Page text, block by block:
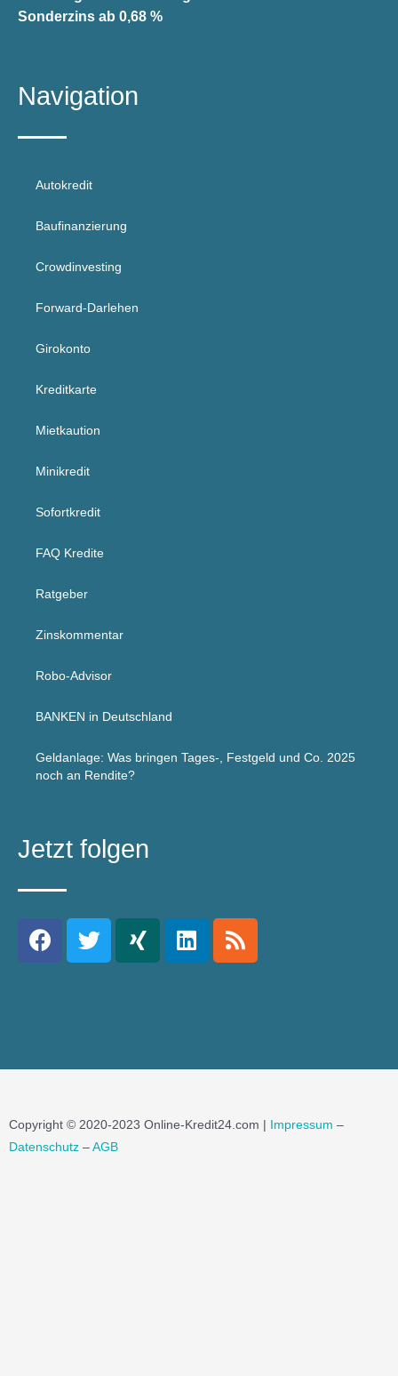
Sonderzins ab 0,68 %
Navigation
Autokredit
Baufinanzierung
Crowdinvesting
Forward-Darlehen
Girokonto
Kreditkarte
Mietkaution
Minikredit
Sofortkredit
FAQ Kredite
Ratgeber
Zinskommentar
Robo-Advisor
BANKEN in Deutschland
Geldanlage: Was bringen Tages-, Festgeld und Co. 2025
noch an Rendite?
Jetzt folgen
Copyright © 2020-2023 Online-Kredit24.com | Impressum –
Datenschutz – AGB